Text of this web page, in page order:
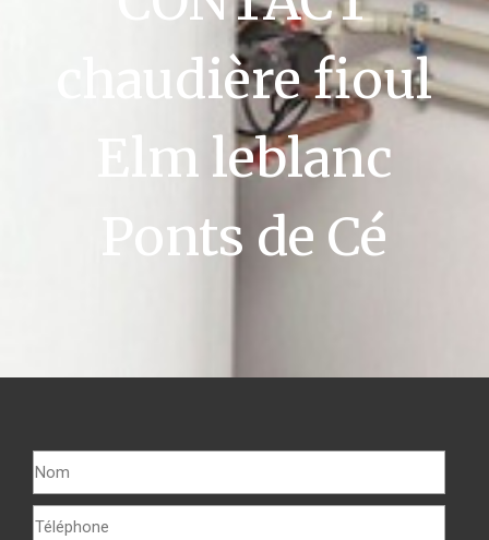
chaudière fioul
Elm leblanc
Ponts de Cé